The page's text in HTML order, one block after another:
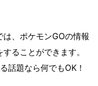
は、ポケモンGOの情報
ることができます。
話題なら何でもOK！